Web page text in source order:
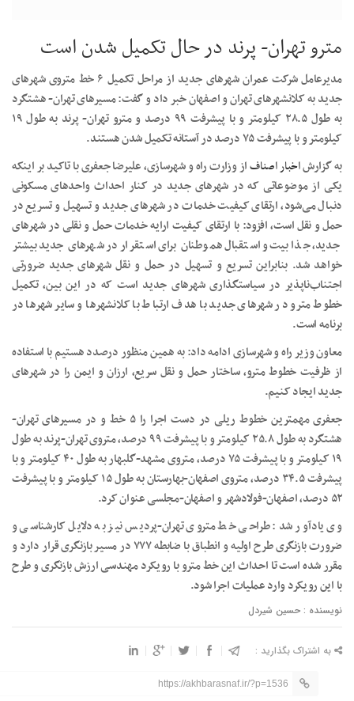
مترو تهران- پرند در حال تکمیل شدن است
مدیرعامل شرکت عمران شهرهای جدید از مراحل تکمیل ۶ خط متروی شهرهای
جدید به کلانشهرهای تهران و اصفهان خبر داد و گفت: مسیرهای تهران- هشتگرد
به طول ۲۸.۵ کیلومتر و با پیشرفت ۹۹ درصد و مترو تهران- پرند به طول ۱۹
کیلومتر و با پیشرفت ۷۵ درصد در آستانه تکمیل شدن هستند.
به گزارشاخبار اصنافاز وزارت راه و شهرسازی، علیرضا جعفری با تاکید بر اینکه
یکی از موضوعاتی که در شهرهای جدید در کنار احداث واحدهای مسکونی
دنبال می‌شود، ارتقای کیفیت خدمات در شهرهای جدید و تسهیل و تسریع در
حمل و نقل است، افزود: با ارتقای کیفیت ارایه خدمات حمل و نقلی در شهرهای
جدید، جذابیت و استقبال هموطنان برای استقرار در شهرهای جدید بیشتر
خواهد شد. بنابراین تسریع و تسهیل در حمل و نقل شهرهای جدید ضرورتی
اجتناب‌ناپذیر در سیاستگذاری‌ شهرهای جدید است که در این بین، تکمیل
خطوط مترو در شهرهای جدید با هدف ارتباط با کلانشهرها و سایر شهرها در
برنامه است.
معاون وزیر راه و شهرسازی ادامه داد: به همین منظور درصدد هستیم با استفاده
از ظرفیت خطوط مترو، ساختار حمل و نقل سریع، ارزان و ایمن را در شهرهای
جدید ایجاد کنیم.
جعفری مهمترین خطوط ریلی در دست اجرا را ۵ خط و در مسیرهای تهران-
هشتگرد به طول ۲۵.۸ کیلومتر و با پیشرفت ۹۹ درصد، متروی تهران-پرند به طول
۱۹ کیلومتر و با پیشرفت ۷۵ درصد، متروی مشهد-گلبهار به طول ۴۰ کیلومتر و با
پیشرفت ۳۴.۵ درصد، متروی اصفهان-بهارستان به طول ۱۵ کیلومتر و با پیشرفت
۵۲ درصد، اصفهان-فولادشهر و اصفهان-مجلسی عنوان کرد.
وی یادآور شد: طراحی خط متروی تهران-پردیس نیز به دلایل کارشناسی و
ضرورت بازنگری طرح اولیه و انطباق با ضابطه ۷۷۷ در مسیر بازنگری قرار دارد و
مقرر شده است تا احداث این خط مترو با رویکرد مهندسی ارزش بازنگری و طرح
با این رویکرد وارد عملیات اجرا شود.
نویسنده : حسین شیردل
به اشتراک بگذارید :
https://akhbarasnaf.ir/?p=1536